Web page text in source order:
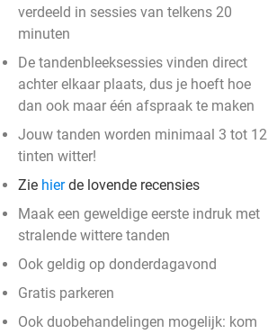
verdeeld in sessies van telkens 20
minuten
De tandenbleeksessies vinden direct
achter elkaar plaats, dus je hoeft hoe
dan ook maar één afspraak te maken
Jouw tanden worden minimaal 3 tot 12
tinten witter!
Zie hierde lovende recensies
Maak een geweldige eerste indruk met
stralende wittere tanden
Ook geldig op donderdagavond
Gratis parkeren
Ook duobehandelingen mogelijk: kom